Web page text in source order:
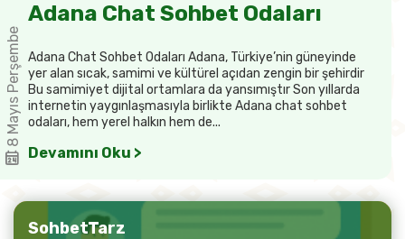
8 Mayıs Perşembe
Adana Chat Sohbet Odaları
Adana Chat Sohbet Odaları Adana, Türkiye’nin güneyinde
yer alan sıcak, samimi ve kültürel açıdan zengin bir şehirdir
Bu samimiyet dijital ortamlara da yansımıştır Son yıllarda
internetin yaygınlaşmasıyla birlikte Adana chat sohbet
odaları, hem yerel halkın hem de...
Devamını Oku >
SohbetTarz